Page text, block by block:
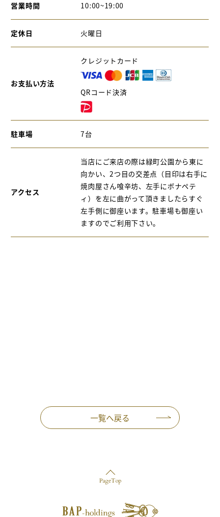
営業時間 10:00~19:00
定休日 火曜日
お支払い方法
クレジットカード
QRコード決済
駐車場 7台
アクセス
当店にご来店の際は緑町公園から東に
向かい、2つ目の交差点（目印は右手に
焼肉屋さん喰辛坊、左手にボナペテ
ィ）を左に曲がって頂きましたらすぐ
左手側に御座います。駐車場も御座い
ますのでご利用下さい。
一覧へ戻る
PageTop